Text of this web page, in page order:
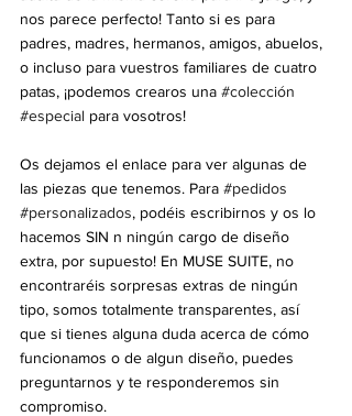
nos parece perfecto! Tanto si es para
padres, madres, hermanos, amigos, abuelos,
o incluso para vuestros familiares de cuatro
patas, ¡podemos crearos una #colección
#especial para vosotros!
Os dejamos el enlace para ver algunas de
las piezas que tenemos. Para #pedidos
#personalizados, podéis escribirnos y os lo
hacemos SIN n ningún cargo de diseño
extra, por supuesto! En MUSE SUITE, no
encontraréis sorpresas extras de ningún
tipo, somos totalmente transparentes, así
que si tienes alguna duda acerca de cómo
funcionamos o de algun diseño, puedes
preguntarnos y te responderemos sin
compromiso.